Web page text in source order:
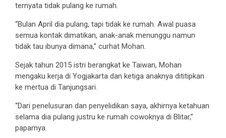
ternyata tidak pulang ke rumah.
“Bulan April dia pulang, tapi tidak ke rumah. Awal puasa
semua kontak dimatikan, anak-anak menunggu namun
tidak tau ibunya dimana,” curhat Mohan.
Sejak tahun 2015 istri berangkat ke Taiwan, Mohan
mengaku kerja di Yogjakarta dan ketiga anaknya dititipkan
ke mertua di Tanjungsari.
“Dari penelusuran dan penyelidikan saya, akhirnya ketahuan
selama dia pulang justru ke rumah cowoknya di Blitar,”
paparnya.